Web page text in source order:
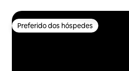
Preferido dos hóspedes
Preferido dos hóspedes